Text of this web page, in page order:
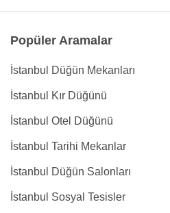
Popüler Aramalar
İstanbul Düğün Mekanları
İstanbul Kır Düğünü
İstanbul Otel Düğünü
İstanbul Tarihi Mekanlar
İstanbul Düğün Salonları
İstanbul Sosyal Tesisler